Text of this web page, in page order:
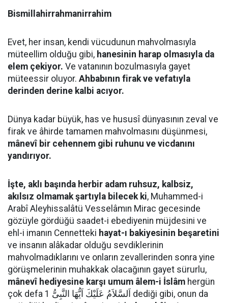
Bismillahirrahmanirrahim
Evet, her insan, kendi vücudunun mahvolmasıyla
müteellim olduğu gibi, hanesinin harap olmasıyla da
elem çekiyor. Ve vatanının bozulmasıyla gayet
müteessir oluyor. Ahbabının firak ve vefatıyla
derinden derine kalbi acıyor.
Dünya kadar büyük, has ve hususî dünyasının zeval ve
firak ve âhirde tamamen mahvolmasını düşünmesi,
mânevî bir cehennem gibi ruhunu ve vicdanını
yandırıyor.
İşte, aklı başında herbir adam ruhsuz, kalbsiz,
akılsız olmamak şartıyla bilecek ki, Muhammed-i
Arabî Aleyhissalâtü Vesselâmın Mirac gecesinde
gözüyle gördüğü saadet-i ebediyenin müjdesini ve
ehl-i imanın Cennetteki hayat-ı bakiyesinin beşaretini
ve insanın alâkadar olduğu sevdiklerinin
mahvolmadıklarını ve onların zevallerinden sonra yine
görüşmelerinin muhakkak olacağının gayet sürurlu,
mânevî hediyesine karşı umum âlem-i İslâm hergün
çok defa اَلسَّلاَمُ عَلَيْكَ اَيُّهَا النَّبِىُّ 1 dediği gibi, onun da